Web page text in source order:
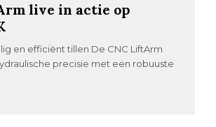
live in actie op
en efficiënt tillen De CNC LiftArm
precisie met een robuuste